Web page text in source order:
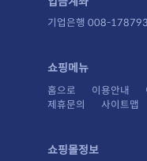
기업은행 008-
쇼핑메뉴
홈으로 이용안내
제휴문의
사이트맵
쇼핑몰정보